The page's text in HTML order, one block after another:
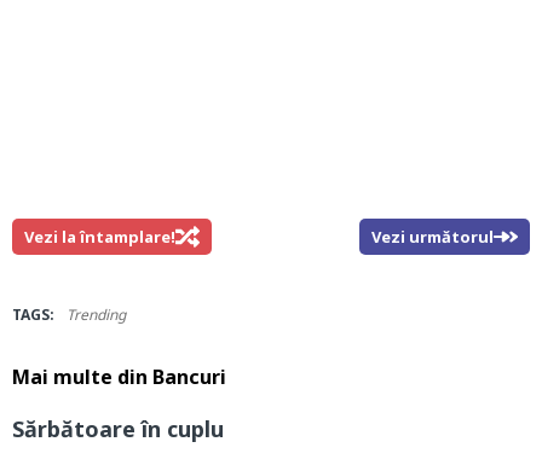
Vezi la întamplare! Vezi următorul
TAGS: Trending
Mai multe din Bancuri
Sărbătoare în cuplu